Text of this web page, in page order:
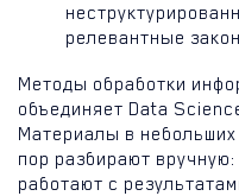
релевантные
Методы обработки
объединяет Data
Материалы в небольших
пор разбирают
работают с